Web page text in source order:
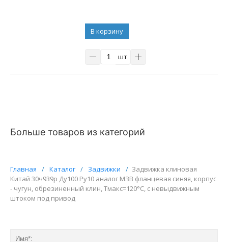
В корзину
шт
Больше товаров из категорий
Главная / Каталог / Задвижки / Задвижка клиновая
Китай 30ч939р Ду100 Ру10 аналог МЗВ фланцевая синяя, корпус
- чугун, обрезиненный клин, Тмакс=120°C, с невыдвижным
штоком под привод